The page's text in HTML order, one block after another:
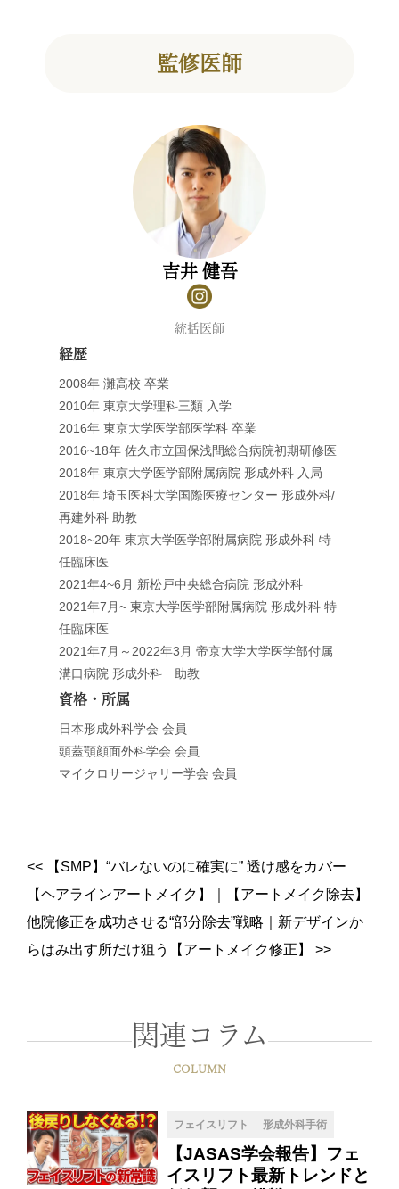
監修医師
吉井 健吾
統括医師
経歴
2008年 灘高校 卒業
2010年 東京大学理科三類 入学
2016年 東京大学医学部医学科 卒業
2016~18年 佐久市立国保浅間総合病院初期研修医
2018年 東京大学医学部附属病院 形成外科 入局
2018年 埼玉医科大学国際医療センター 形成外科/
再建外科 助教
2018~20年 東京大学医学部附属病院 形成外科 特
任臨床医
2021年4~6月 新松戸中央総合病院 形成外科
2021年7月~ 東京大学医学部附属病院 形成外科 特
任臨床医
2021年7月～2022年3月 帝京大学大学医学部付属
溝口病院 形成外科 助教
資格・所属
日本形成外科学会 会員
頭蓋顎顔面外科学会 会員
マイクロサージャリー学会 会員
<<【SMP】“バレないのに確実に” 透け感をカバー
【ヘアラインアートメイク】
【アートメイク除去】
他院修正を成功させる“部分除去”戦略｜新デザインか
らはみ出す所だけ狙う【アートメイク修正】 >>
関連コラム
COLUMN
フェイスリフト 形成外科手術
【JASAS学会報告】フェ
イスリフト最新トレンドと